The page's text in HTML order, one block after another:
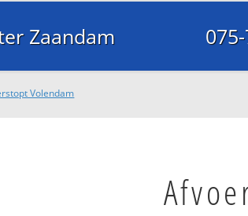
Zaandam
Volendam